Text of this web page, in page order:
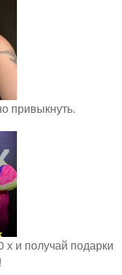
привыкнуть.
х и получай подарки